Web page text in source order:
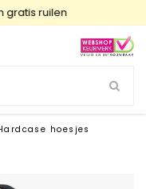
ruilen
hoesjes